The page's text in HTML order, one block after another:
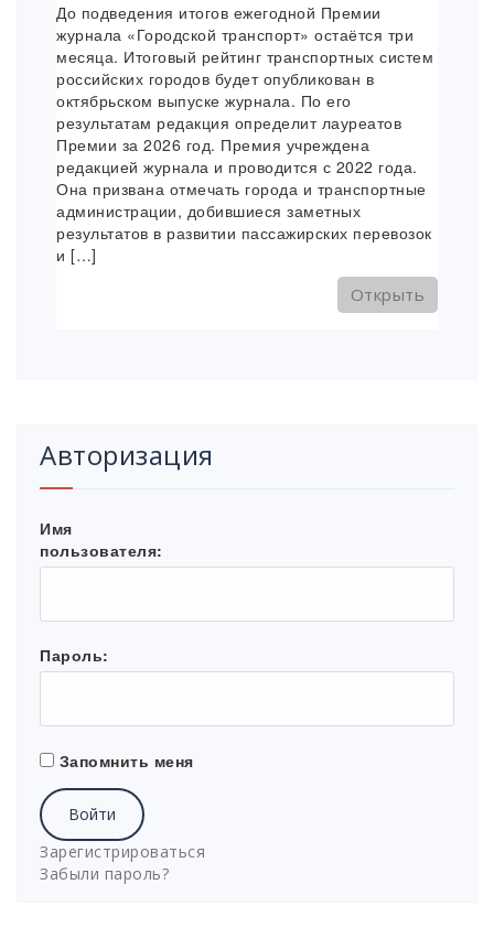
До подведения итогов ежегодной Премии
журнала «Городской транспорт» остаётся три
месяца. Итоговый рейтинг транспортных систем
российских городов будет опубликован в
октябрьском выпуске журнала. По его
результатам редакция определит лауреатов
Премии за 2026 год. Премия учреждена
редакцией журнала и проводится с 2022 года.
Она призвана отмечать города и транспортные
администрации, добившиеся заметных
результатов в развитии пассажирских перевозок
и […]
Открыть
Авторизация
Имя
пользователя:
Пароль:
Запомнить меня
Войти
Зарегистрироваться
Забыли пароль?